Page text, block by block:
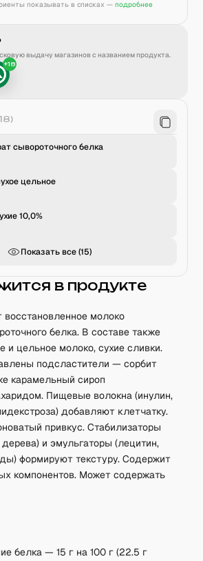
показывать в списках — подробнее
выдачу магазинов с названием продукта.
+18
в продукте
восстановленное молоко
белка. В составе также
и цельное молоко, сухие сливки.
подсластители — сорбит
карамельный сироп
Пищевые волокна (инулин,
добавляют клетчатку.
привкус. Стабилизаторы
и эмульгаторы (лецитин,
формируют текстуру. Содержит
компонентов. Может содержать
белка — 15 г на 100 г (22.5 г
)
сывороточного белка
цельное
10,0%
Показать все (15)